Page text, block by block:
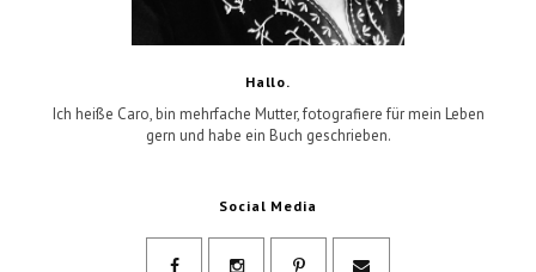
Hallo.
Ich heiße Caro, bin mehrfache Mutter, fotografiere für mein Leben
gern und habe ein Buch geschrieben.
Social Media